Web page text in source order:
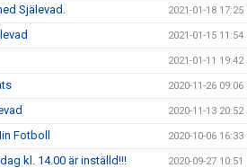
Själevad. 2021-01-18 17:25
2021-01-15 11:54
2021-01-11 19:42
2020-11-26 09:06
2020-11-13 20:52
Fotboll 2020-10-06 16:33
kl. 14.00 är inställd!!! 2020-09-27 10:51